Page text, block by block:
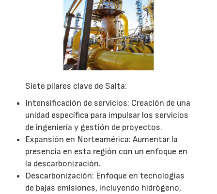
Siete pilares clave de Salta:
Intensificación de servicios: Creación de una
unidad específica para impulsar los servicios
de ingeniería y gestión de proyectos.
Expansión en Norteamérica: Aumentar la
presencia en esta región con un enfoque en
la descarbonización.
Descarbonización: Enfoque en tecnologías
de bajas emisiones, incluyendo hidrógeno,